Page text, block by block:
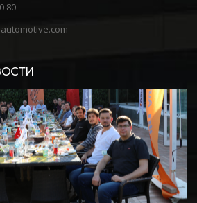
80
собрались за ужином с наш